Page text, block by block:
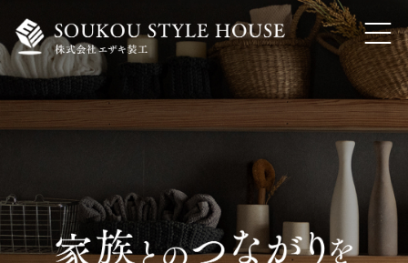
ホーム
家づくりのこだわり・自然素材でつくる注文住宅
トランスフォーム・リノベーション